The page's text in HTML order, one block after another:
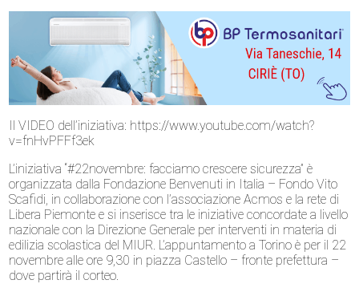
Il VIDEO dell’iniziativa: https://www.youtube.com/watch?
v=fnHvPFFf3ek
L’iniziativa “#22novembre: facciamo crescere sicurezza” è
organizzata dalla Fondazione Benvenuti in Italia – Fondo Vito
Scafidi, in collaborazione con l’associazione Acmos e la rete di
Libera Piemonte e si inserisce tra le iniziative concordate a livello
nazionale con la Direzione Generale per interventi in materia di
edilizia scolastica del MIUR. L’appuntamento a Torino è per il 22
novembre alle ore 9,30 in piazza Castello – fronte prefettura –
dove partirà il corteo.